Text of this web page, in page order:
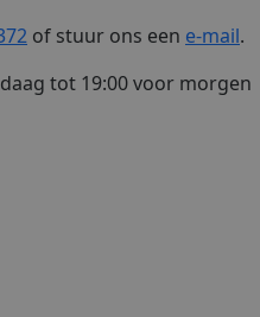
of stuur ons een e-mail.
tot 19:00 voor morgen